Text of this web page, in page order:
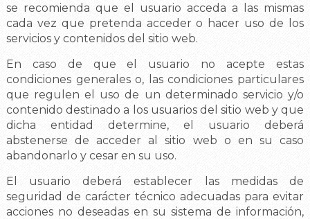
se recomienda que el usuario acceda a las mismas
cada vez que pretenda acceder o hacer uso de los
servicios y contenidos del sitio web.
En caso de que el usuario no acepte estas
condiciones generales o, las condiciones particulares
que regulen el uso de un determinado servicio y/o
contenido destinado a los usuarios del sitio web y que
dicha entidad determine, el usuario deberá
abstenerse de acceder al sitio web o en su caso
abandonarlo y cesar en su uso.
El usuario deberá establecer las medidas de
seguridad de carácter técnico adecuadas para evitar
acciones no deseadas en su sistema de información,